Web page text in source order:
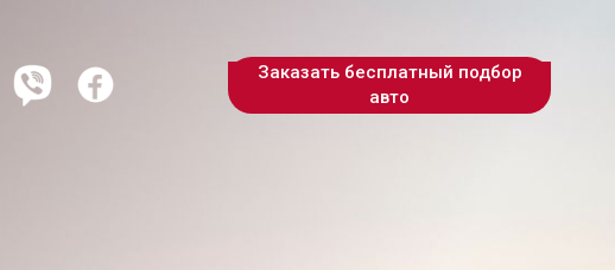
Заказать бесплатный подбор
авто